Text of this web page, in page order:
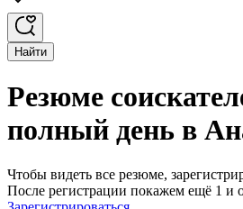
Найти
Резюме
полный день в
Чтобы видеть все резюме,
После регистрации покажем ещё 1 и